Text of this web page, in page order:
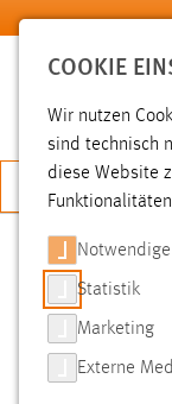
Zum Hauptinhalt
SUCHE
FILTER
COOKIE
Wir nutzen
sind technisch
diese Website
Statistik
Marketing
Externe